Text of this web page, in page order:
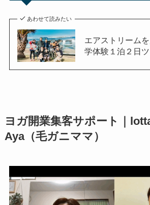
あわせて読みたい
エアストリーム
学体験１泊２日
ヨガ開業集客サポート｜
Aya（毛ガニママ）